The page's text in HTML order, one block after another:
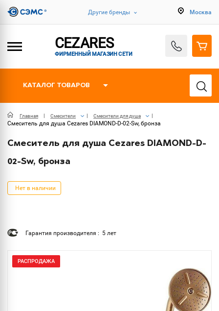
Другие бренды Москва
CEZARES
ФИРМЕННЫЙ МАГАЗИН СЕТИ
КАТАЛОГ ТОВАРОВ
Главная Смесители Смесители для душа
Смеситель для душа Cezares DIAMOND-D-02-Sw, бронза
Смеситель для душа Cezares DIAMOND-D-
02-Sw, бронза
Нет в наличии
Гарантия производителя : 5 лет
РАСПРОДАЖА